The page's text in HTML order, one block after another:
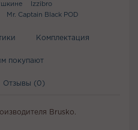
Izzibro
Mr. Captain Black POD
Комплектация
покупают
Отзывы (0)
Brusko.